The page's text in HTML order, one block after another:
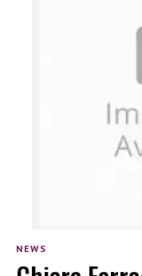
NEWS